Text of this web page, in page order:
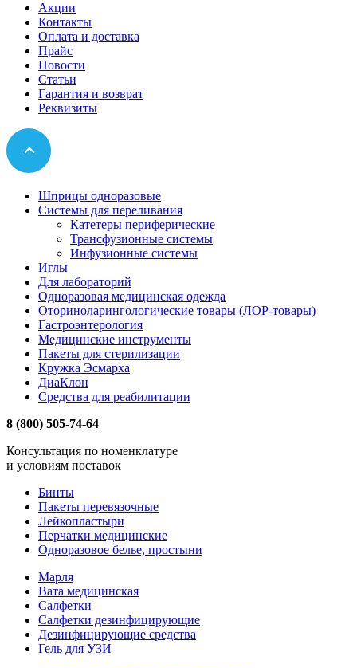
Акции
Контакты
Оплата и доставка
Прайс
Новости
Статьи
Гарантия и возврат
Реквизиты
Шприцы одноразовые
Системы для переливания
Катетеры периферические
Трансфузионные системы
Инфузионные системы
Иглы
Для лабораторий
Одноразовая медицинская одежда
Оториноларингологические товары (ЛОР-товары)
Гастроэнтерология
Медицинские инструменты
Пакеты для стерилизации
Кружка Эсмарха
ДиаКлон
Средства для реабилитации
8 (800) 505-74-64
Консультация по номенклатуре
и условиям поставок
Бинты
Пакеты перевязочные
Лейкопластыри
Перчатки медицинские
Одноразовое белье, простыни
Марля
Вата медицинская
Салфетки
Салфетки дезинфицирующие
Дезинфицирующие средства
Гель для УЗИ